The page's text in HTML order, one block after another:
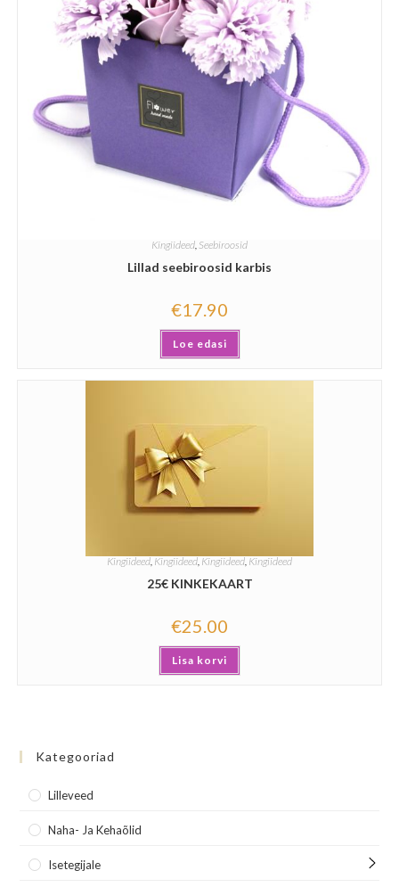
Kingiideed Seebiroosid
Lillad seebiroosid karbis
€17.90
Loe edasi
Kingiideed, Kingiideed, Kingiideed, Kingiideed
25€ KINKEKAART
€25.00
Lisa korvi
Kategooriad
Lilleveed
Naha- Ja Kehaõlid
Isetegijale